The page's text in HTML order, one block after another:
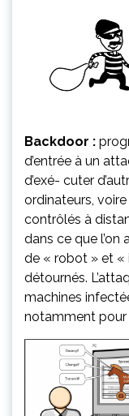
Backdoor :
d’entrée à un
d’exé- cuter
ordinateurs,
contrôlés à
dans ce que
de « robot » et «
détournés.
machines
notamment pour